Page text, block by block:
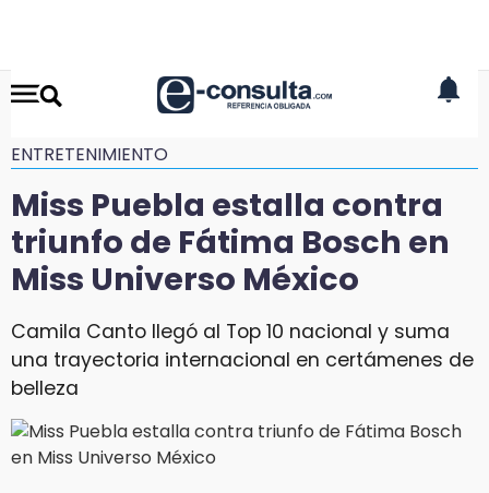
ENTRETENIMIENTO
Miss Puebla estalla contra
triunfo de Fátima Bosch en
Miss Universo México
Camila Canto llegó al Top 10 nacional y suma
una trayectoria internacional en certámenes de
belleza